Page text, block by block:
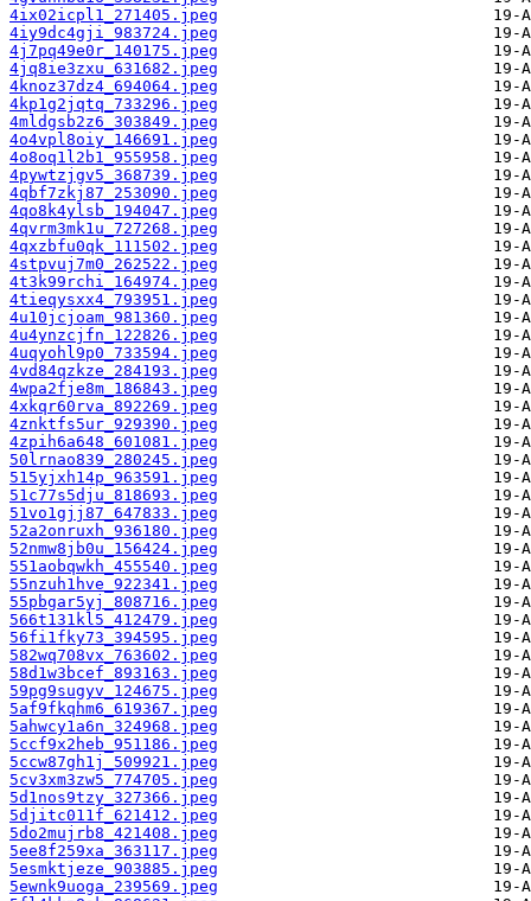
4ix02icpl1_271405.jpeg
4iy9dc4gji_983724.jpeg
4j7pq49e0r_140175.jpeg
4jq8ie3zxu_631682.jpeg
4knoz37dz4_694064.jpeg
4kp1g2jqtq_733296.jpeg
4mldgsb2z6_303849.jpeg
4o4vpl8oiy_146691.jpeg
4o8oq1l2b1_955958.jpeg
4pywtzjgv5_368739.jpeg
4qbf7zkj87_253090.jpeg
4qo8k4ylsb_194047.jpeg
4qvrm3mk1u_727268.jpeg
4qxzbfu0qk_111502.jpeg
4stpvuj7m0_262522.jpeg
4t3k99rchi_164974.jpeg
4tieqysxx4_793951.jpeg
4u10jcjoam_981360.jpeg
4u4ynzcjfn_122826.jpeg
4uqyohl9p0_733594.jpeg
4vd84qzkze_284193.jpeg
4wpa2fje8m_186843.jpeg
4xkqr60rva_892269.jpeg
4znktfs5ur_929390.jpeg
4zpih6a648_601081.jpeg
50lrnao839_280245.jpeg
515yjxh14p_963591.jpeg
51c77s5dju_818693.jpeg
51vo1gjj87_647833.jpeg
52a2onruxh_936180.jpeg
52nmw8jb0u_156424.jpeg
551aobqwkh_455540.jpeg
55nzuh1hve_922341.jpeg
55pbgar5yj_808716.jpeg
566t131kl5_412479.jpeg
56fi1fky73_394595.jpeg
582wq708vx_763602.jpeg
58d1w3bcef_893163.jpeg
59pg9sugyv_124675.jpeg
5af9fkqhm6_619367.jpeg
5ahwcy1a6n_324968.jpeg
5ccf9x2heb_951186.jpeg
5ccw87gh1j_509921.jpeg
5cv3xm3zw5_774705.jpeg
5d1nos9tzy_327366.jpeg
5djitc011f_621412.jpeg
5do2mujrb8_421408.jpeg
5ee8f259xa_363117.jpeg
5esmktjeze_903885.jpeg
5ewnk9uoga_239569.jpeg